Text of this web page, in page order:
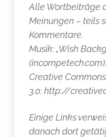
Alle Wortbeiträge
Meinungen – teils
Kommentare.
Musik: „Wish
Creative
3.0: http://
Einige Links
danach dort